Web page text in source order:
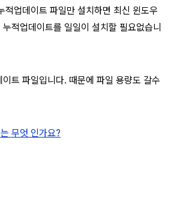
적업데이트 파일만 설치하면 최신 윈도우
적업데이트를 일일이 설치할 필요없습니
트 파일입니다. 때문에 파일 용량도 갈수
무엇 인가요?